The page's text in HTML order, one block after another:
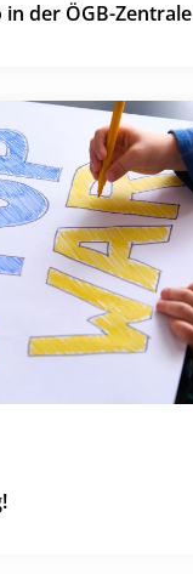
in der ÖGB-Zentrale